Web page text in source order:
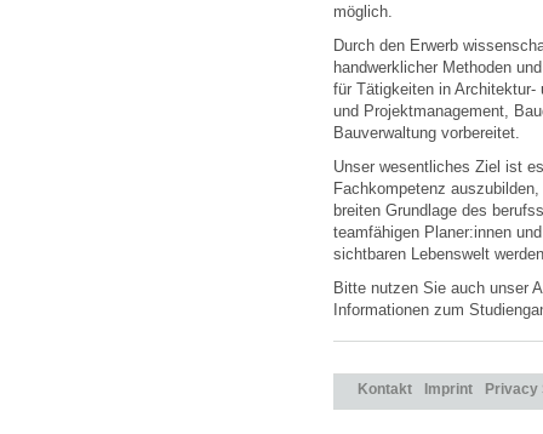
möglich.
Durch den Erwerb
handwerklicher Methoden
für Tätigkeiten in Architektur-
und Projektmanagement,
Bauverwaltung vorbereitet.
Unser wesentliches Ziel ist
Fachkompetenz
breiten Grundlage des
teamfähigen Planer:innen
sichtbaren Lebenswelt
Bitte nutzen Sie auch unser
Informationen zum
Kontakt Imprint Privacy